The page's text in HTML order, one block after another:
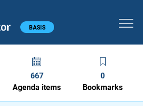
BASIS
667
Agenda items
0
Bookmarks